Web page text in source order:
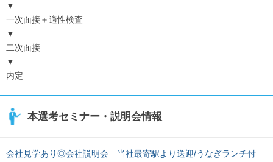
▼
一次面接＋適性検査
▼
二次面接
▼
内定
本選考セミナー・説明会情報
会社見学あり◎会社説明会 当社最寄駅より送迎/うなぎランチ付